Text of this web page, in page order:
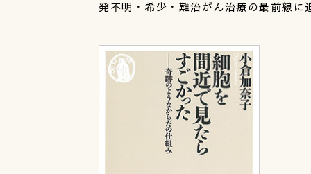
発不明・希少・難治がん治療の最前線に